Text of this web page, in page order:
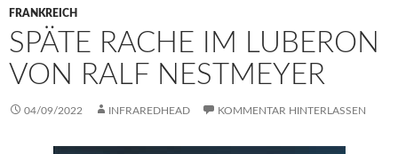
FRANKREICH
SPÄTE RACHE IM LUBERON
VON RALF NESTMEYER
04/09/2022 INFRAREDHEAD KOMMENTAR HINTERLASSEN